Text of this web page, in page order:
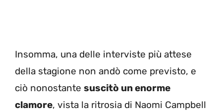
Insomma, una delle interviste più attese
della stagione non andò come previsto, e
ciò nonostante suscitò un enorme
clamore, vista la ritrosia di Naomi Campbell